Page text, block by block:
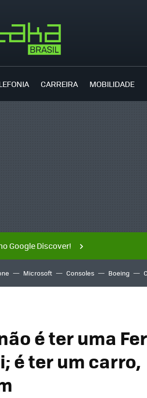
CARREIRA MOBILIDADE
Google Discover!
Microsoft Consoles Boeing
é ter uma
é ter um carro,